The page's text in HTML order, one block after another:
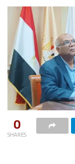
0
SHARES